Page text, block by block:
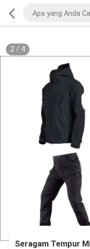
2/ 4
Seragam Tempur